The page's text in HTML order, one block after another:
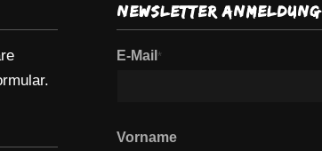
Newsletter Anmeldung
E-Mail *
Vorname